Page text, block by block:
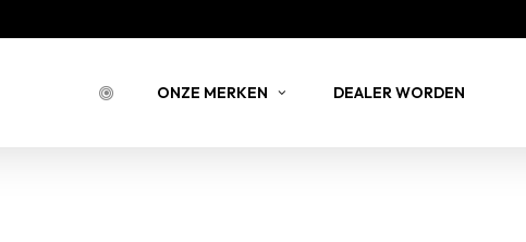
ONZE MERKEN DEALER WORDEN